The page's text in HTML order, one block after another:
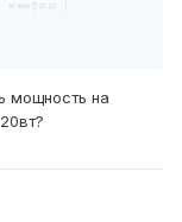
мощность на